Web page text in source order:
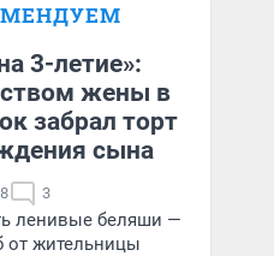
3-летие»:
жены в
забрал торт
сына
3
ленивые беляши —
от жительницы